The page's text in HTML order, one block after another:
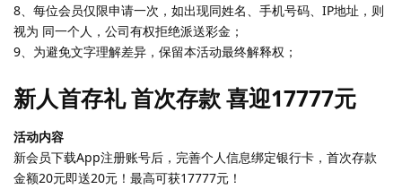
8、每位会员仅限申请一次，如出现同姓名、手机号码、IP地址，则
视为 同一个人，公司有权拒绝派送彩金；
9、为避免文字理解差异，保留本活动最终解释权；
新人首存礼 首次存款 喜迎17777元
活动内容
新会员下载App注册账号后，完善个人信息绑定银行卡，首次存款
金额20元即送20元！最高可获17777元！